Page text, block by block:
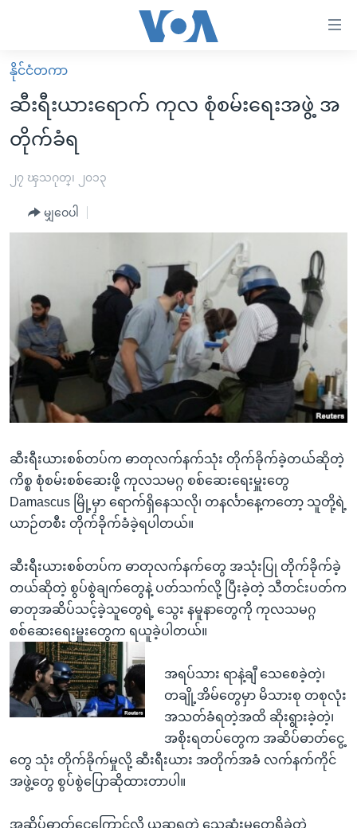
လွယ်ကူ
စေ
သည့်
Link
များ
အကြောင်းအရာ
ကြည့်
ပင်မ
အ
ညွန်း
စာမျက်နှာ
သို့
မူလစာမျက်နှာ
မြန်မာ
ကမ္ဘာ့သတင်းများ
ရပ်ဝန်းတခု လမ်းတခု အလွန်
အမေရိကန်သုံးအီဒီယံ
မကြေးမုံရဲ့ အင်္ဂလိပ်စာ
ရုပ်ရှင်ထဲက အင်္ဂလိပ်စာ
သုတပဒေသာ အင်္ဂလိပ်စာ
အပတ်စဉ်ကဏ္ဍများ
ရေဒီယို
တီဗွီ
ရေဒီယိုနှင့်ရုပ်သံ အချက်အလက်များ
ရေဒီယို/တီဗွီအစီအစဉ်
Learning English
ဗွီအိုအေ လူမှုကွန်ယက်များ
ဘာသာစကားများ
နိုင်ငံတကာ
ဆီးရီးယားရောက် ကုလ စုံစမ်းရေးအဖွဲ့ အ
တိုက်ခံရ
၂၇ ၾသဂုတ္၊ ၂၀၁၃
မျှဝေပါ
ဆီးရီးယားစစ်တပ်က ဓာတုလက်နက်သုံး တိုက်ခိုက်ခဲ့တယ်ဆိုတဲ့
ကိစ္စ စုံစမ်းစစ်ဆေးဖို့ ကုလသမဂ္ဂ စစ်ဆေးရေးမှူးတွေ
Damascus မြို့မှာ ရောက်ရှိနေသလို၊ တနင်္လာနေ့ကတော့ သူတို့ရဲ့
ယာဉ်တစီး တိုက်ခိုက်ခံခဲ့ရပါတယ်။
ဆီးရီးယားစစ်တပ်က ဓာတုလက်နက်တွေ အသုံးပြု တိုက်ခိုက်ခဲ့
တယ်ဆိုတဲ့ စွပ်စွဲချက်တွေနဲ့ ပတ်သက်လို့ ပြီးခဲ့တဲ့ သီတင်းပတ်က
ဓာတုအဆိပ်သင့်ခဲ့သူတွေရဲ့ သွေး နမူနာတွေကို ကုလသမဂ္ဂ
စစ်ဆေးရေးမှူးတွေက ရယူခဲ့ပါတယ်။
အရပ်သား ရာနဲ့ချီ သေစေခဲ့တဲ့၊
တချို့အိမ်တွေမှာ မိသားစု တစုလုံး
အသတ်ခံရတဲ့အထိ ဆိုးရွားခဲ့တဲ့၊
အစိုးရတပ်တွေက အဆိပ်ဓာတ်ငွေ့
တွေ သုံး တိုက်ခိုက်မှုလို့ ဆီးရီးယား အတိုက်အခံ လက်နက်ကိုင်
အဖွဲ့တွေ စွပ်စွဲပြောဆိုထားတာပါ။
အဆိပ်ဓာတ်ငွေကြောင့်လို့ ယူဆရတဲ့ သေဆုံးမှုတွေရှိခဲ့တဲ့